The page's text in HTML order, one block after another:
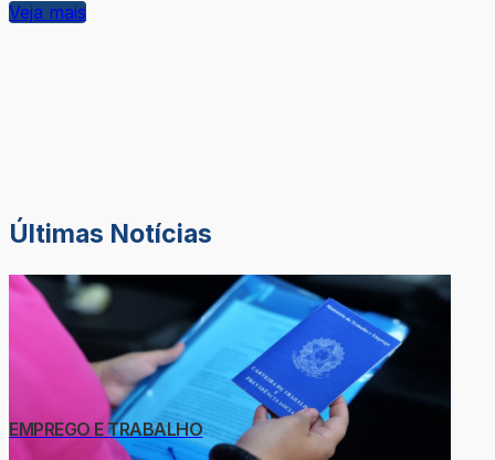
Veja mais
Últimas Notícias
EMPREGO E TRABALHO